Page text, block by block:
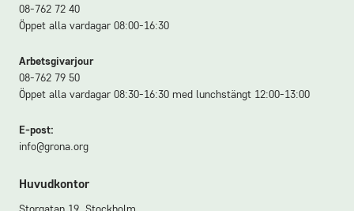
08-762 72 40
Öppet alla vardagar 08:00-16:30
Arbetsgivarjour
08-762 79 50
Öppet alla vardagar 08:30-16:30 med lunchstängt 12:00-13:00
E-post:
info@grona.org
Huvudkontor